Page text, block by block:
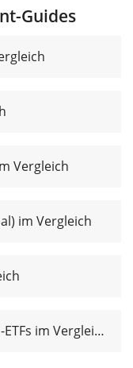
Guides
Vergleich
im Vergleich
Erneuerbare Energien-ETFs im Vergleich